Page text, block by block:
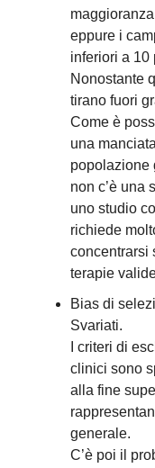
eppure i
inferiori a 10
Nonostante
tirano fuori
Come è
una
popolazione
non c’è una
uno studio
richiede
concentrarsi
terapie
Bias di
Svariati.
I criteri di
clinici sono
alla fine
generale.
C’è poi il